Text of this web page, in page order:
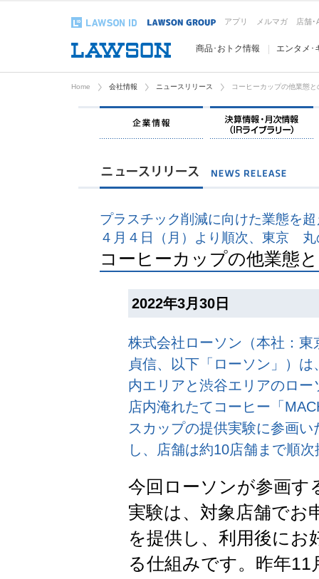
アプリ メルマガ 店舗･
商品･おトク情報 エンタメ･
Home 会社情報 ニュースリリース コーヒーカップの他業態
企業情報
プラスチック削減に向けた業態を
４月４日（月）より順次、東京
コーヒーカップの他業態
2022年3月30日
株式会社ローソン（本社：
貞信、以下「ローソン」）
内エリアと渋谷エリアのロ
店内淹れたてコーヒー「
スカップの提供実験に参画
し、店舗は約10店舗まで順
今回ローソンが参画す
実験は、対象店舗でお
を提供し、利用後にお
る仕組みです。昨年